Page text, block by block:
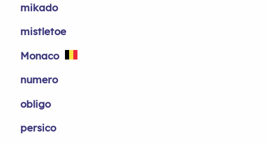
mikado
mistletoe
Monaco
numero
obligo
persico